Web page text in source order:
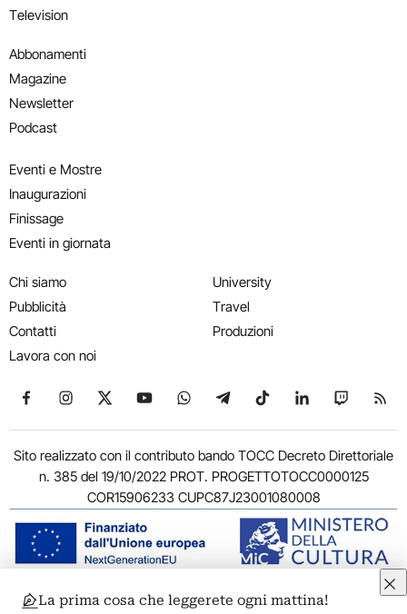
Television
Abbonamenti
Magazine
Newsletter
Podcast
Eventi e Mostre
Inaugurazioni
Finissage
Eventi in giornata
Chi siamo
Pubblicità
Contatti
Lavora con noi
University
Travel
Produzioni
Seguici su Facebook
Seguici su Instagram
Seguici su X
Seguici su YouTube
Seguici su WhatsApp
Seguici su Telegram
Seguici su TikTok
Seguici su
Seguici
Sito realizzato con il contributo bando TOCC Decreto Direttoriale
n. 385 del 19/10/2022 PROT. PROGETTOTOCC0000125
COR15906233 CUPC87J23001080008
© 2011-2026 ARTRIBUNE srl – Corso Vittorio Emanuele II, 287 –
La prima cosa che leggerete ogni mattina!